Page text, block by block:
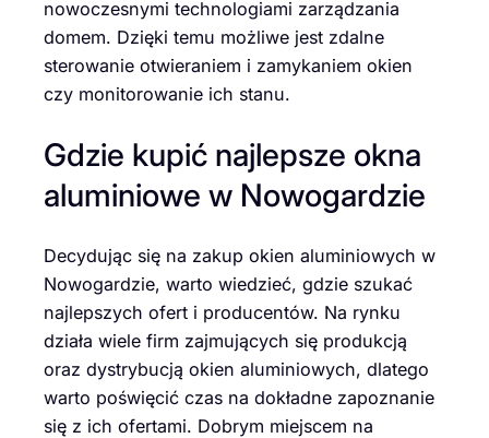
nowoczesnymi technologiami zarządzania
domem. Dzięki temu możliwe jest zdalne
sterowanie otwieraniem i zamykaniem okien
czy monitorowanie ich stanu.
Gdzie kupić najlepsze okna
aluminiowe w Nowogardzie
Decydując się na zakup okien aluminiowych w
Nowogardzie, warto wiedzieć, gdzie szukać
najlepszych ofert i producentów. Na rynku
działa wiele firm zajmujących się produkcją
oraz dystrybucją okien aluminiowych, dlatego
warto poświęcić czas na dokładne zapoznanie
się z ich ofertami. Dobrym miejscem na